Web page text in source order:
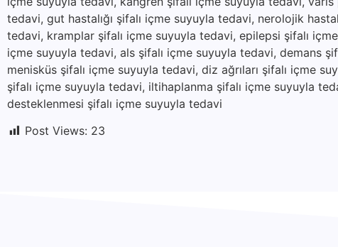
tedavi, gut hastalığı şifalı içme suyuyla tedavi, nerolojik
tedavi, kramplar şifalı içme suyuyla tedavi, epilepsi şifalı
içme suyuyla tedavi, als şifalı içme suyuyla tedavi, demans
menisküs şifalı içme suyuyla tedavi, diz ağrıları şifalı içme
şifalı içme suyuyla tedavi, iltihaplanma şifalı içme suyuyla
desteklenmesi şifalı içme suyuyla tedavi
Post Views: 23